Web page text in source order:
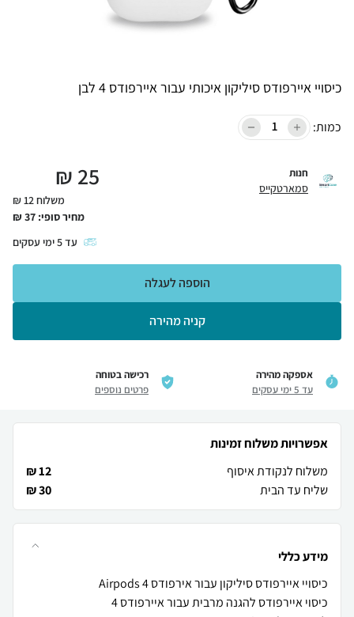
כיסויי איירפודס סיליקון איכותי עבור איירפודס 4 לבן
כמות:
חנות
סמארטקייס 25
₪
משלוח 12 ₪
מחיר סופי: 37
₪
עד5ימי עסקים
קניה מהירה
הוספה לעגלה
אספקה מהירה
עד 5 ימי עסקים
רכישה בטוחה
פרטים נוספים
אפשרויות משלוח זמינות
משלוח לנקודת איסוף
12 ₪
שליח עד הבית
30 ₪
מידע כללי